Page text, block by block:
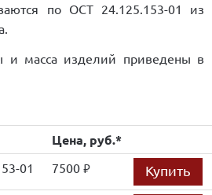
по ОСТ 24.125.153-01 из
и масса изделий приведены в
Цена, руб.*
01 7500 руб. Купить